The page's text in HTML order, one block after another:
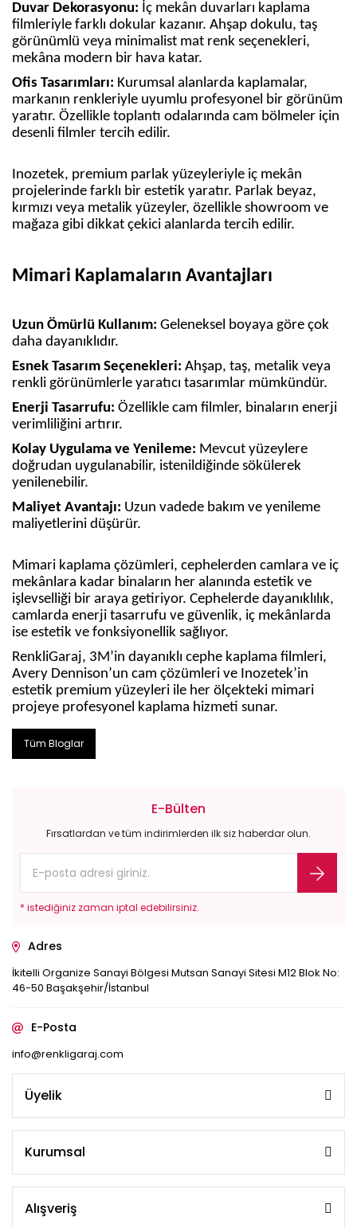
Duvar Dekorasyonu: İç mekân duvarları kaplama
filmleriyle farklı dokular kazanır. Ahşap dokulu, taş
görünümlü veya minimalist mat renk seçenekleri,
mekâna modern bir hava katar.
Ofis Tasarımları: Kurumsal alanlarda kaplamalar,
markanın renkleriyle uyumlu profesyonel bir görünüm
yaratır. Özellikle toplantı odalarında cam bölmeler için
desenli filmler tercih edilir.
Inozetek, premium parlak yüzeyleriyle iç mekân
projelerinde farklı bir estetik yaratır. Parlak beyaz,
kırmızı veya metalik yüzeyler, özellikle showroom ve
mağaza gibi dikkat çekici alanlarda tercih edilir.
Mimari Kaplamaların Avantajları
Uzun Ömürlü Kullanım: Geleneksel boyaya göre çok
daha dayanıklıdır.
Esnek Tasarım Seçenekleri: Ahşap, taş, metalik veya
renkli görünümlerle yaratıcı tasarımlar mümkündür.
Enerji Tasarrufu: Özellikle cam filmler, binaların enerji
verimliliğini artırır.
Kolay Uygulama ve Yenileme: Mevcut yüzeylere
doğrudan uygulanabilir, istenildiğinde sökülerek
yenilenebilir.
Maliyet Avantajı: Uzun vadede bakım ve yenileme
maliyetlerini düşürür.
Mimari kaplama çözümleri, cephelerden camlara ve iç
mekânlara kadar binaların her alanında estetik ve
işlevselliği bir araya getiriyor. Cephelerde dayanıklılık,
camlarda enerji tasarrufu ve güvenlik, iç mekânlarda
ise estetik ve fonksiyonellik sağlıyor.
RenkliGaraj, 3M’in dayanıklı cephe kaplama filmleri,
Avery Dennison’un cam çözümleri ve Inozetek’in
estetik premium yüzeyleri ile her ölçekteki mimari
projeye profesyonel kaplama hizmeti sunar.
Tüm Bloglar
E-Bülten
Fırsatlardan ve tüm indirimlerden ilk siz haberdar olun.
* istediğiniz zaman iptal edebilirsiniz.
Adres
İkitelli Organize Sanayi Bölgesi Mutsan Sanayi Sitesi M12 Blok No:
46-50 Başakşehir/İstanbul
E-Posta
info@renkligaraj.com
Üyelik
Kurumsal
Alışveriş